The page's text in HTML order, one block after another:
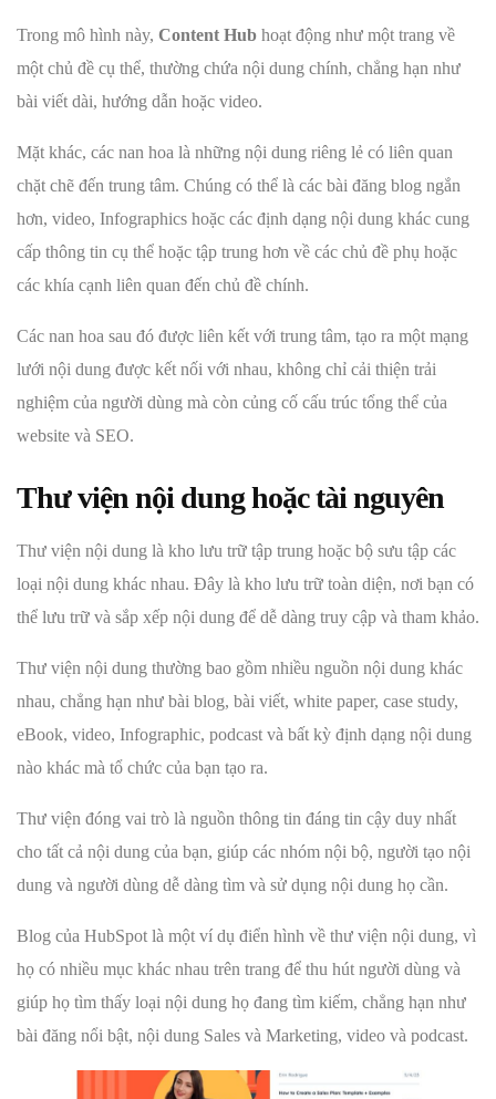
Trong mô hình này, Content Hub hoạt động như một trang về
một chủ đề cụ thể, thường chứa nội dung chính, chẳng hạn như
bài viết dài, hướng dẫn hoặc video.
Mặt khác, các nan hoa là những nội dung riêng lẻ có liên quan
chặt chẽ đến trung tâm. Chúng có thể là các bài đăng blog ngắn
hơn, video, Infographics hoặc các định dạng nội dung khác cung
cấp thông tin cụ thể hoặc tập trung hơn về các chủ đề phụ hoặc
các khía cạnh liên quan đến chủ đề chính.
Các nan hoa sau đó được liên kết với trung tâm, tạo ra một mạng
lưới nội dung được kết nối với nhau, không chỉ cải thiện trải
nghiệm của người dùng mà còn củng cố cấu trúc tổng thể của
website và SEO.
Thư viện nội dung hoặc tài nguyên
Thư viện nội dung là kho lưu trữ tập trung hoặc bộ sưu tập các
loại nội dung khác nhau. Đây là kho lưu trữ toàn diện, nơi bạn có
thể lưu trữ và sắp xếp nội dung để dễ dàng truy cập và tham khảo.
Thư viện nội dung thường bao gồm nhiều nguồn nội dung khác
nhau, chẳng hạn như bài blog, bài viết, white paper, case study,
eBook, video, Infographic, podcast và bất kỳ định dạng nội dung
nào khác mà tổ chức của bạn tạo ra.
Thư viện đóng vai trò là nguồn thông tin đáng tin cậy duy nhất
cho tất cả nội dung của bạn, giúp các nhóm nội bộ, người tạo nội
dung và người dùng dễ dàng tìm và sử dụng nội dung họ cần.
Blog của HubSpot là một ví dụ điển hình về thư viện nội dung, vì
họ có nhiều mục khác nhau trên trang để thu hút người dùng và
giúp họ tìm thấy loại nội dung họ đang tìm kiếm, chẳng hạn như
bài đăng nổi bật, nội dung Sales và Marketing, video và podcast.